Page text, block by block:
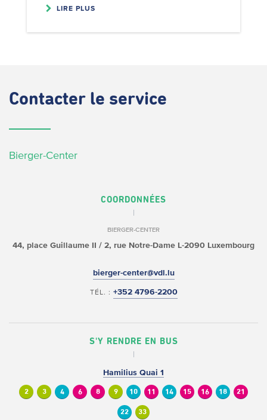
LIRE PLUS
Contacter le service
Bierger-Center
COORDONNÉES
BIERGER-CENTER
44, place Guillaume II / 2, rue Notre-Dame L-2090 Luxembourg
bierger-center@vdl.lu
TÉL. : +352 4796-2200
S'Y RENDRE EN BUS
Hamilius Quai 1
2 3 4 6 8 9 10 11 14 15 16 18 21
22 33